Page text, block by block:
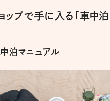
ップで手に入る「車中
中泊マニュアル